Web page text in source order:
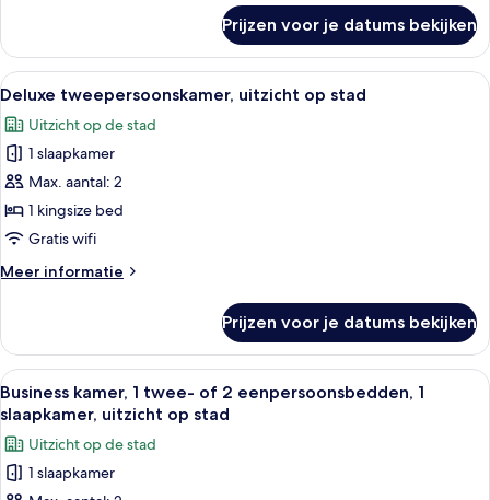
tweepersoonskamer,
uitzicht
op
Prijzen voor je datums bekijken
Alle
foto's
voor
Deluxe
tweepersoonskamer,
uitzicht
op
laden
19
Deluxe tweepersoonskamer, uitzicht op stad
Uitzicht op de stad
1 slaapkamer
Max. aantal: 2
1 kingsize bed
Gratis wifi
Meer informatie
Meer
tweepersoonskamer,
uitzicht
op
stad
Prijzen voor je datums bekijken
Alle
foto's
voor
Business
kamer,
Een hotelkamer met twee bedden,
16
Business kamer, 1 twee- of 2 eenpersoonsbedden, 1
slaapkamer, uitzicht op stad
Uitzicht op de stad
1 slaapkamer